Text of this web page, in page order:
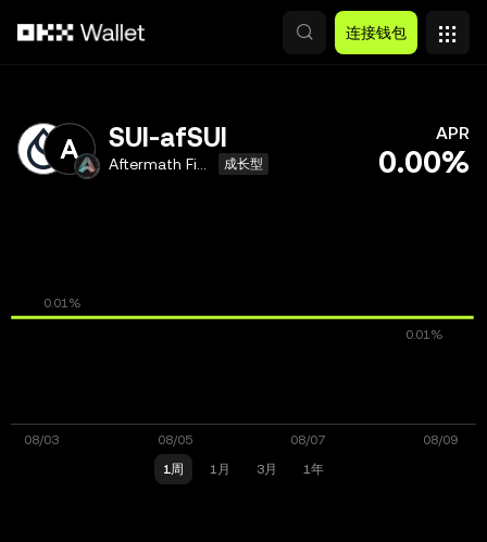
连接钱包
SUI-afSUI
成长型
APR
0.00%
1周 1月 3月 1年